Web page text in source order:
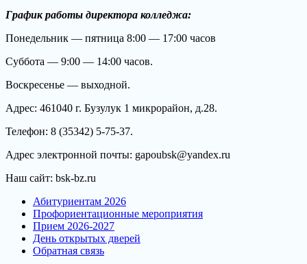
График работы директора колледжа:
Понедельник — пятница 8:00 — 17:00 часов
Суббота — 9:00 — 14:00 часов.
Воскресенье — выходной.
Адрес: 461040 г. Бузулук 1 микрорайон, д.28.
Телефон: 8 (35342) 5-75-37.
Адрес электронной почты: gapoubsk@yandex.ru
Наш сайт: bsk-bz.ru
Абитуриентам 2026
Профориентационные мероприятия
Прием 2026-2027
День открытых дверей
Обратная связь